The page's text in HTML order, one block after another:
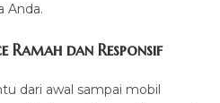
Anda.
Ramah dan Responsif
dari awal sampai mobil